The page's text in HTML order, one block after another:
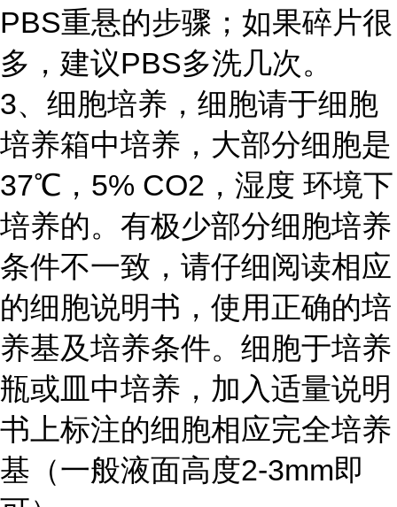
PBS重悬的步骤；如果碎片很
多，建议PBS多洗几次。
3、细胞培养，细胞请于细胞
培养箱中培养，大部分细胞是
37℃，5% CO2，湿度 环境下
培养的。有极少部分细胞培养
条件不一致，请仔细阅读相应
的细胞说明书，使用正确的培
养基及培养条件。细胞于培养
瓶或皿中培养，加入适量说明
书上标注的细胞相应完全培养
基（一般液面高度2-3mm即